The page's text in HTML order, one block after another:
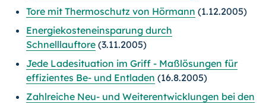
Tore mit Thermoschutz von Hörmann (1.12.2005)
Energiekosteneinsparung durch
Schnelllauftore (3.11.2005)
Jede Ladesituation im Griff - Maßlösungen für
effizientes Be- und Entladen (16.8.2005)
Zahlreiche Neu- und Weiterentwicklungen bei den